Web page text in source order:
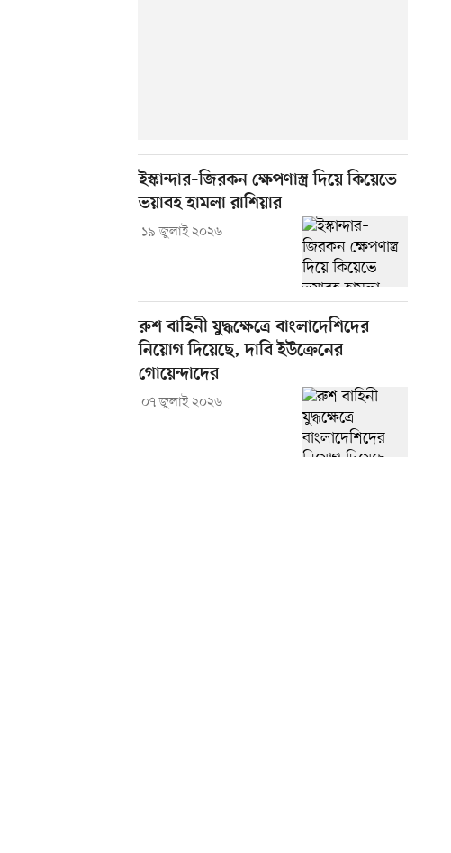
ইস্কান্দার–জিরকন ক্ষেপণাস্ত্র দিয়ে কিয়েভে
ভয়াবহ হামলা রাশিয়ার
১৯ জুলাই ২০২৬
রুশ বাহিনী যুদ্ধক্ষেত্রে বাংলাদেশিদের
নিয়োগ দিয়েছে, দাবি ইউক্রেনের
গোয়েন্দাদের
০৭ জুলাই ২০২৬